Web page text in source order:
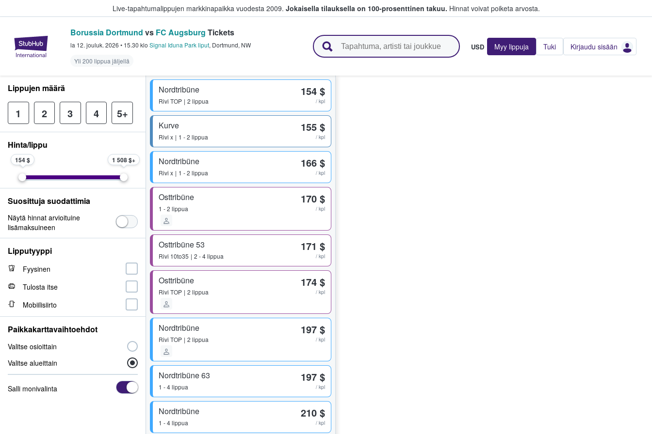
Live-tapahtumalippujen markkinapaikka vuodesta 2009. Jokaisella tilauksella on 100-prosenttinen takuu. Hinnat voivat poiketa arvosta.
StubHub - missä fanit ostavat ja myyvät lippuja
Borussia Dortmund vs FC Augsburg Tickets
la 12. jouluk. 2026 • 15.30 klo Signal Iduna Park liput, Dortmund, NW
Yli 200 lippua jäljellä
USD Myy lippuja Tuki Kirjaudu sisään
Nordtribüne
Rivi TOP 2 lippua
154 $
/ kpl
Kurve
Rivi x 1 - 2 lippua
155 $
/ kpl
Nordtribüne
Rivi x 1 - 2 lippua
166 $
/ kpl
Osttribüne
1 - 2 lippua
170 $
/ kpl
Osttribüne 53
Rivi 10to35 2 - 4 lippua
171 $
/ kpl
Osttribüne
Rivi TOP 2 lippua
174 $
/ kpl
Nordtribüne
Rivi TOP 2 lippua
197 $
/ kpl
Nordtribüne 63
1 - 4 lippua
197 $
/ kpl
Nordtribüne
1 - 4 lippua
210 $
/ kpl
Lippujen määrä
1 2 3 4 5+
Hinta/lippu
154 $ 1 508 $
Suosittuja suodattimia
Näytä hinnat arvioituine
lisämaksuineen
Lipputyyppi
Fyysinen
Tulosta itse
Mobiilisiirto
Paikkakarttavaihtoehdot
Valitse osioittain
Valitse alueittain
Salli monivalinta